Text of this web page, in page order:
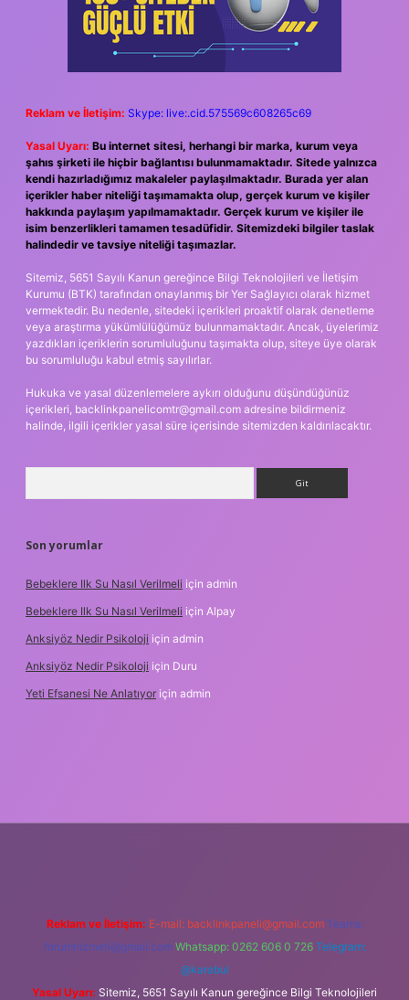
Reklam ve İletişim: Skype: live:.cid.575569c608265c69
Yasal Uyarı: Bu internet sitesi, herhangi bir marka, kurum veya
şahıs şirketi ile hiçbir bağlantısı bulunmamaktadır. Sitede yalnızca
kendi hazırladığımız makaleler paylaşılmaktadır. Burada yer alan
içerikler haber niteliği taşımamakta olup, gerçek kurum ve kişiler
hakkında paylaşım yapılmamaktadır. Gerçek kurum ve kişiler ile
isim benzerlikleri tamamen tesadüfidir. Sitemizdeki bilgiler taslak
halindedir ve tavsiye niteliği taşımazlar.
Sitemiz, 5651 Sayılı Kanun gereğince Bilgi Teknolojileri ve İletişim
Kurumu (BTK) tarafından onaylanmış bir Yer Sağlayıcı olarak hizmet
vermektedir. Bu nedenle, sitedeki içerikleri proaktif olarak denetleme
veya araştırma yükümlülüğümüz bulunmamaktadır. Ancak, üyelerimiz
yazdıkları içeriklerin sorumluluğunu taşımakta olup, siteye üye olarak
bu sorumluluğu kabul etmiş sayılırlar.
Hukuka ve yasal düzenlemelere aykırı olduğunu düşündüğünüz
içerikleri, backlinkpanelicomtr@gmail.com adresine bildirmeniz
halinde, ilgili içerikler yasal süre içerisinde sitemizden kaldırılacaktır.
Son yorumlar
Bebeklere Ilk Su Nasıl Verilmeli için admin
Bebeklere Ilk Su Nasıl Verilmeli için Alpay
Anksiyöz Nedir Psikoloji için admin
Anksiyöz Nedir Psikoloji için Duru
Yeti Efsanesi Ne Anlatıyor için admin
Reklam ve İletişim: E-mail: backlinkpaneli@gmail.com Teams:
forumhizmeti@gmail.com Whatsapp: 0262 606 0 726 Telegram:
@karabul
Yasal Uyarı: Sitemiz, 5651 Sayılı Kanun gereğince Bilgi Teknolojileri